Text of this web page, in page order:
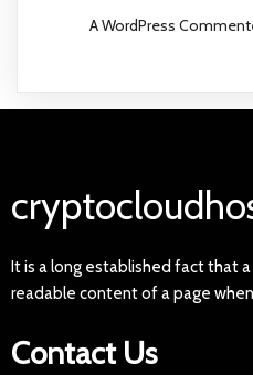
A WordPress
It is a long established fact that
readable content of a page
Contact Us